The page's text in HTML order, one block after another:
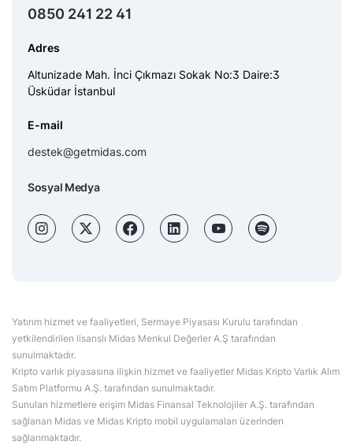
0850 241 22 41
Adres
Altunizade Mah. İnci Çıkmazı Sokak No:3 Daire:3
Üsküdar İstanbul
E-mail
destek@getmidas.com
Sosyal Medya
Yatırım hizmet ve faaliyetleri, Sermaye Piyasası Kurulu tarafından
yetkilendirilen lisanslı Midas Menkul Değerler A.Ş tarafından
sunulmaktadır.
Kripto varlık piyasasına ilişkin hizmet ve faaliyetler Midas Kripto Varlık Alım
Satım Platformu A.Ş. tarafından sunulmaktadır.
Sunulan hizmetlere erişim Midas Finansal Teknolojiler A.Ş. tarafından
sağlanan Midas ve Midas Kripto mobil uygulamaları üzerinden
sağlanmaktadır.